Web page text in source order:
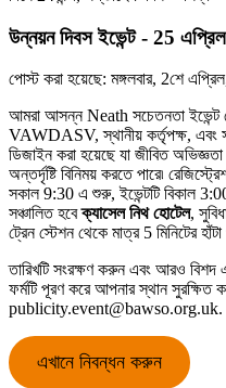
উন্নয়ন দিবস ইভেন্ট - 25 এপ্রিল
পোস্ট করা হয়েছে: মঙ্গলবার, 2শে
আমরা আসন্ন Neath সচেতনতা ইভেন্ট
VAWDASV, স্থানীয় কর্তৃপক্ষ, এবং
ডিজাইন করা হয়েছে যা জীবিত
অন্তর্দৃষ্টি বিনিময় করতে পারে৷
সকাল 9:30 এ শুরু, ইভেন্টটি বিকাল
সঞ্চালিত হবেক্যাসেল নিথ হোটেল,
ট্রেন স্টেশন থেকে মাত্র 5 মিনিটের
তারিখটি সংরক্ষণ করুন এবং আরও
ফর্মটি পূরণ করে আপনার স্থান
publicity.event@bawso.org.uk.
এখানে নিবন্ধন করুন